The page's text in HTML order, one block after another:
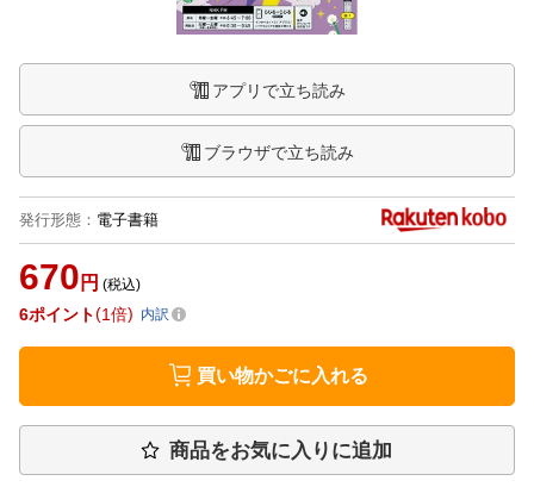
アプリで立ち読み
ブラウザで立ち読み
発行形態 ： 電子書籍
670 円 (税込)
6ポイント 1倍 内訳
買い物かごに入れる
商品をお気に入りに追加